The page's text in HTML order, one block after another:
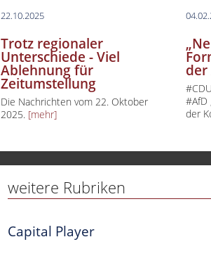
22.10.2025
Trotz regionaler
Unterschiede - Viel
Ablehnung für
Zeitumstellung
Die Nachrichten vom 22. Oktober
2025. [mehr]
der
#AfD
der
weitere Rubriken
Capital Player